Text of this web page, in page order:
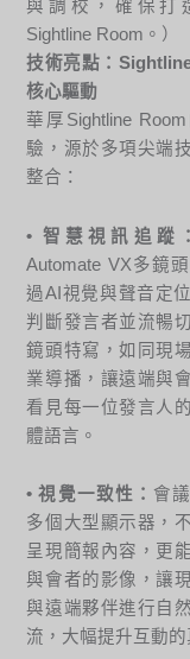
與調校，確保打
Sightline Room。）
技術亮點：
核心驅動
華厚Sightline
驗，源於多項尖端
整合：
• 智慧視訊追蹤
Automate VX多鏡
過AI視覺與聲音定
判斷發言者並流暢
鏡頭特寫，如同現
業導播，讓遠端與
看見每一位發言人
體語言。
• 視覺一致性： 會
多個大型顯示器，
呈現簡報內容，更
與會者的影像，讓
與遠端夥伴進行自
流，大幅提升互動的